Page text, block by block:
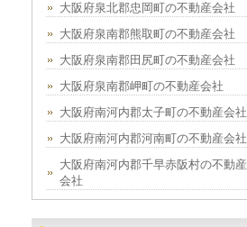
大阪府泉北郡忠岡町の不動産会社
大阪府泉南郡熊取町の不動産会社
大阪府泉南郡田尻町の不動産会社
大阪府泉南郡岬町の不動産会社
大阪府南河内郡太子町の不動産会社
大阪府南河内郡河南町の不動産会社
大阪府南河内郡千早赤阪村の不動産
会社